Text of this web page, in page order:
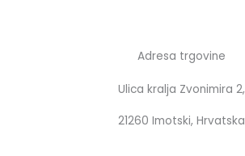
Adresa trgovine
Ulica kralja Zvonimira 2,
21260 Imotski, Hrvatska